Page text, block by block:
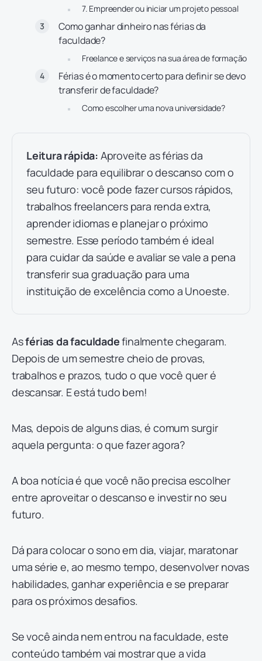
7. Empreender ou iniciar um projeto pessoal
Como ganhar dinheiro nas férias da
faculdade?
Freelance e serviços na sua área de formação
Férias é o momento certo para definir se devo
transferir de faculdade?
Como escolher uma nova universidade?
Leitura rápida: Aproveite as férias da
faculdade para equilibrar o descanso com o
seu futuro: você pode fazer cursos rápidos,
trabalhos freelancers para renda extra,
aprender idiomas e planejar o próximo
semestre. Esse período também é ideal
para cuidar da saúde e avaliar se vale a pena
transferir sua graduação para uma
instituição de excelência como a Unoeste.
Asférias da faculdadefinalmente chegaram.
Depois de um semestre cheio de provas,
trabalhos e prazos, tudo o que você quer é
descansar. E está tudo bem!
Mas, depois de alguns dias, é comum surgir
aquela pergunta: o que fazer agora?
A boa notícia é que você não precisa escolher
entre aproveitar o descanso e investir no seu
futuro.
Dá para colocar o sono em dia, viajar, maratonar
uma série e, ao mesmo tempo, desenvolver novas
habilidades, ganhar experiência e se preparar
para os próximos desafios.
Se você ainda nem entrou na faculdade, este
conteúdo também vai mostrar que a vida